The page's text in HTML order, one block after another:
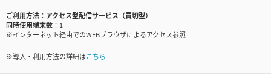
ご利用方法
アクセス型配信サービス（買切型）
同時使用端末数
1
※インターネット経由でのWEBブラウザによるアクセス参照
※導入・利用方法の詳細はこちら